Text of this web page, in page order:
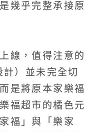
幾乎完整承接原
線，值得注意的
）並未完全切
是將原本家樂福
福超市的橘色元
福」與「樂家